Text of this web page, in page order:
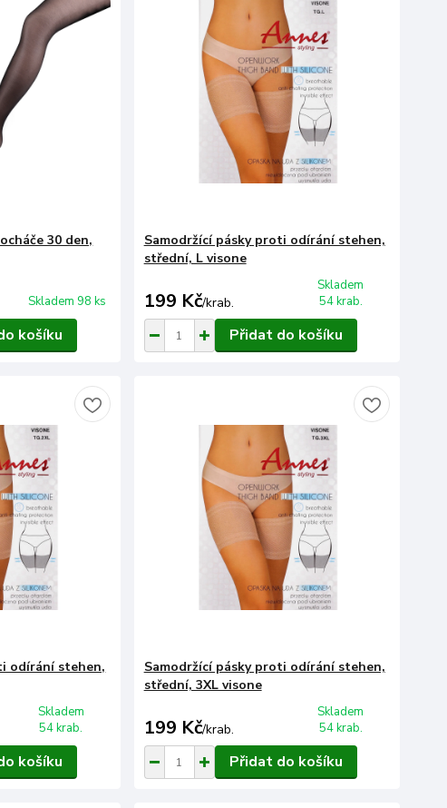
30 den,
Skladem 98 ks
košíku
Samodržící pásky proti odírání stehen,
střední, L visone
199 Kč/krab.
Skladem
54 krab.
Přidat do košíku
odírání stehen,
Skladem
54 krab.
košíku
Samodržící pásky proti odírání stehen,
střední, 3XL visone
199 Kč/krab.
Skladem
54 krab.
Přidat do košíku